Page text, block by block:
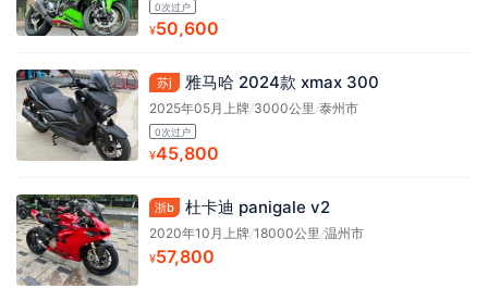
0次过户
¥50,600
苏j 雅马哈 2024款 xmax 300
2025年05月上牌/3000公里/泰州市
0次过户
¥45,800
浙b 杜卡迪 panigale v2
2020年10月上牌/18000公里 /温州市
¥57,800